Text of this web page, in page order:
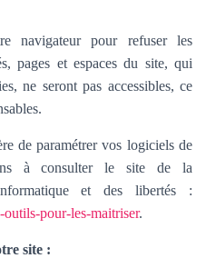
navigateur pour refuser les
pages et espaces du site, qui
ne seront pas accessibles, ce
de paramétrer vos logiciels de
à consulter le site de la
et des libertés :
pour-les-maitriser.
site :